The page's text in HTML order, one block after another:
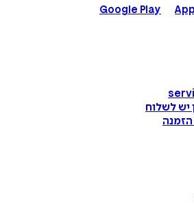
Google Play
יש לשלוח
הזמנה